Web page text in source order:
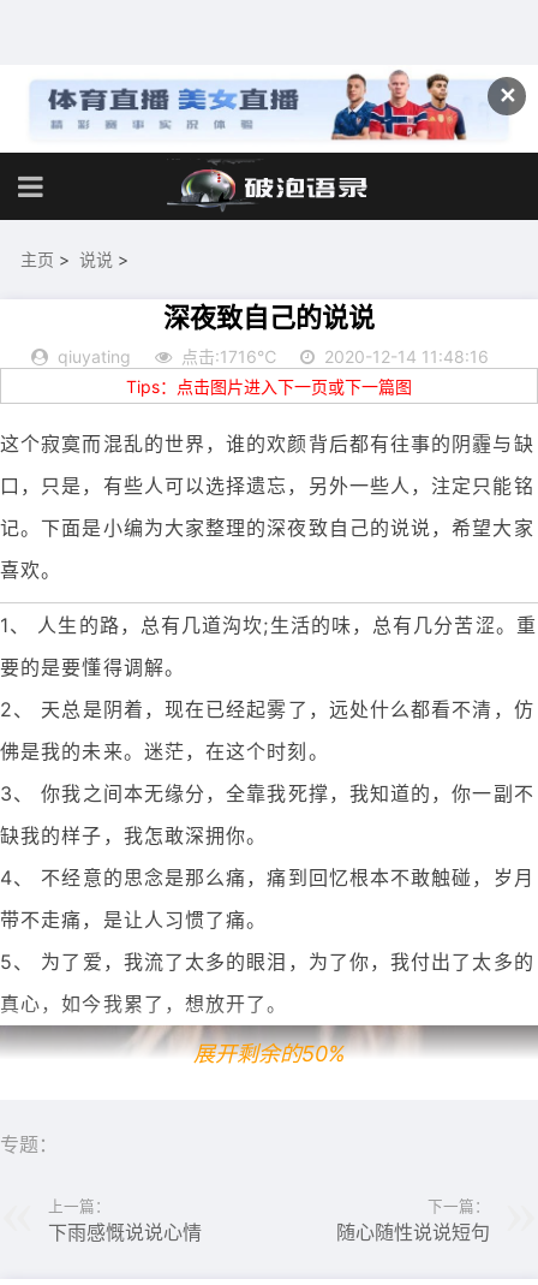
✕
主页 > 说说 >
深夜致自己的说说
qiuyating 点击:1716℃
2020-12-14 11:48:16
Tips：点击图片进入下一页或下一篇图
这个寂寞而混乱的世界，谁的欢颜背后都有往事的阴霾与缺
口，只是，有些人可以选择遗忘，另外一些人，注定只能铭
记。下面是小编为大家整理的深夜致自己的说说，希望大家
喜欢。
1、 人生的路，总有几道沟坎;生活的味，总有几分苦涩。重
要的是要懂得调解。
2、 天总是阴着，现在已经起雾了，远处什么都看不清，仿
佛是我的未来。迷茫，在这个时刻。
3、 你我之间本无缘分，全靠我死撑，我知道的，你一副不
缺我的样子，我怎敢深拥你。
4、 不经意的思念是那么痛，痛到回忆根本不敢触碰，岁月
带不走痛，是让人习惯了痛。
5、 为了爱，我流了太多的眼泪，为了你，我付出了太多的
真心，如今我累了，想放开了。
展开剩余的50%
专题：
上一篇：
下雨感慨说说心情
下一篇：
随心随性说说短句